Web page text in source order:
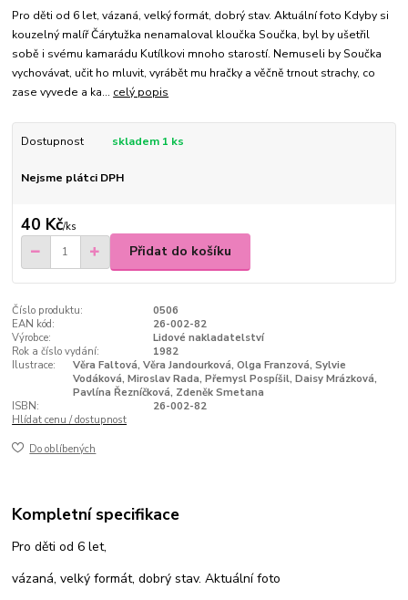
Pro děti od 6 let, vázaná, velký formát, dobrý stav. Aktuální foto Kdyby si
kouzelný malíř Čárytužka nenamaloval kloučka Součka, byl by ušetřil
sobě i svému kamarádu Kutílkovi mnoho starostí. Nemuseli by Součka
vychovávat, učit ho mluvit, vyrábět mu hračky a věčně trnout strachy, co
zase vyvede a ka... celý popis
Dostupnost skladem 1 ks
Nejsme plátci DPH
40 Kč/ks
Přidat do košíku
Číslo produktu:
0506
EAN kód:
26-002-82
Výrobce:
Lidové nakladatelství
Rok a číslo vydání:
1982
Ilustrace:
Věra Faltová, Věra Jandourková, Olga Franzová, Sylvie
Vodáková, Miroslav Rada, Přemysl Pospíšil, Daisy Mrázková,
Pavlína Řezníčková, Zdeněk Smetana
ISBN:
26-002-82
Hlídat cenu / dostupnost
Do oblíbených
Kompletní specifikace
Pro děti od 6 let,
vázaná, velký formát, dobrý stav. Aktuální foto